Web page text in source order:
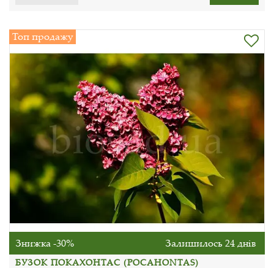
Топ продажу
Знижка -30% Залишилось 24 днів
БУЗОК ПОКАХОНТАС (POCAHONTAS)